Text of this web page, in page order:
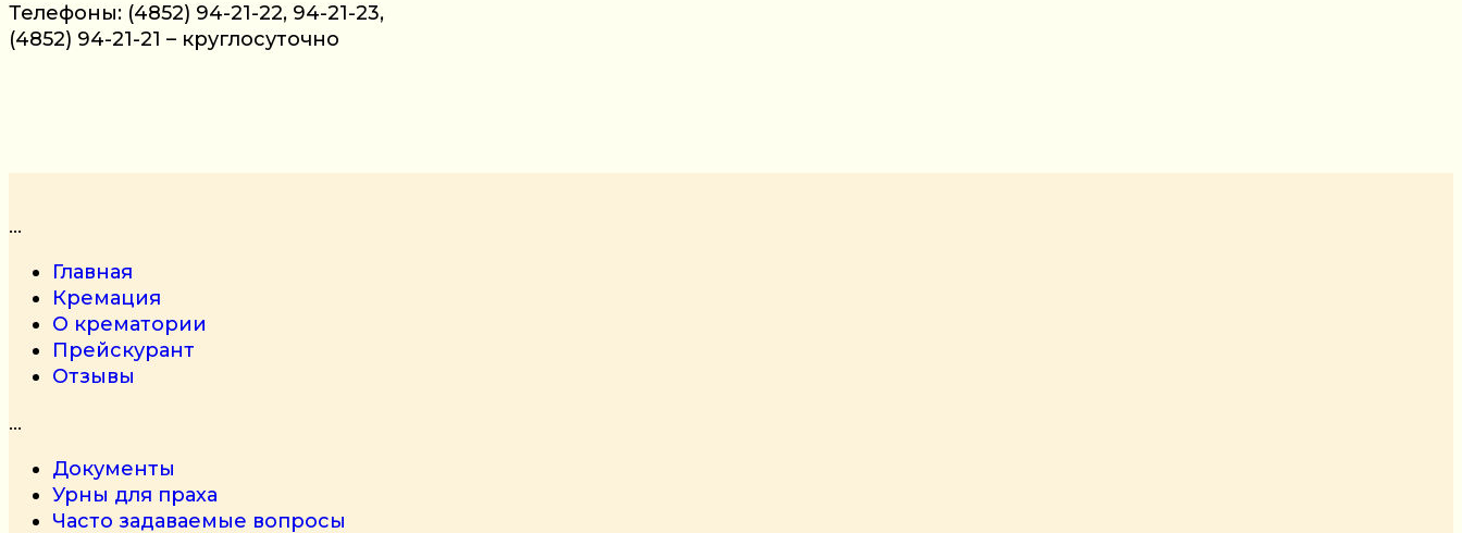
Телефоны: (4852) 94-21-22, 94-21-23,
(4852) 94-21-21 – круглосуточно
…
Главная
Кремация
О крематории
Прейскурант
Отзывы
…
Документы
Урны для праха
Часто задаваемые вопросы